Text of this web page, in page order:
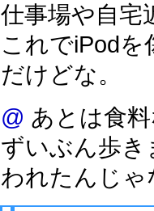
仕事場や自宅
これでiPod
だけどな。
@ あとは食
ずいぶん歩
われたんじ